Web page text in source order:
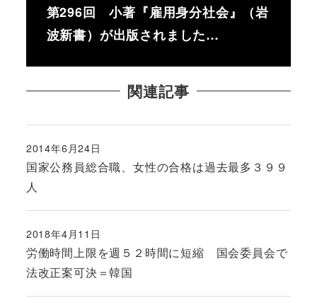
第296回 小著『雇用身分社会』（岩
波新書）が出版されました…
関連記事
国家公務員総合職、女性の合格は過去最多３９９
人
投稿日
2014年6月24日
労働時間上限を週５２時間に短縮 国会委員会で
法改正案可決＝韓国
投稿日
2018年4月11日